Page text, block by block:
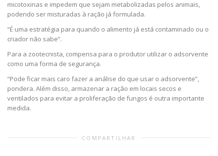
micotoxinas e impedem que sejam metabolizadas pelos animais,
podendo ser misturadas à ração já formulada.
“É uma estratégia para quando o alimento já está contaminado ou o
criador não sabe”.
Para a zootecnista, compensa para o produtor utilizar o adsorvente
como uma forma de segurança.
“Pode ficar mais caro fazer a análise do que usar o adsorvente”,
pondera. Além disso, armazenar a ração em locais secos e
ventilados para evitar a proliferação de fungos é outra importante
medida.
COMPARTILHAR